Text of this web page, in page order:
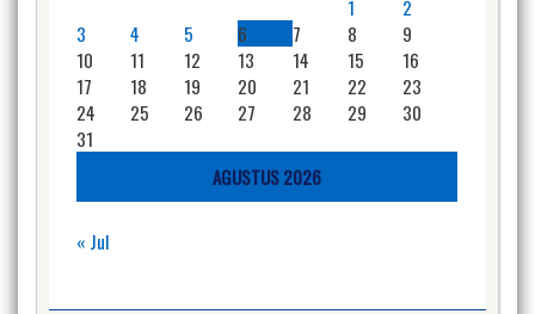
AGUSTUS 2026
1
2
3
4 5 6 7 8
9
10
11 12 13 14 15
16
17
18 19 20 21 22
23
24
25 26 27 28 29
30
31
« Jul